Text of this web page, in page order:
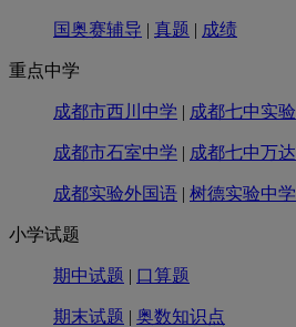
国奥赛辅导 | 真题 | 成绩
重点中学
成都市西川中学 | 成都七中实验
成都市石室中学 | 成都七中万达
成都实验外国语 | 树德实验中学
小学试题
期中试题 | 口算题
期末试题 | 奥数知识点